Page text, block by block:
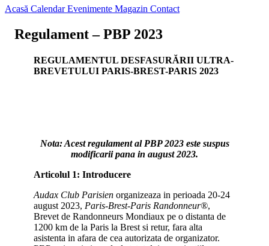
Acasă CalendarEvenimente Magazin Contact
Regulament – PBP 2023
REGULAMENTUL DESFASURĂRII ULTRA-
BREVETULUI PARIS-BREST-PARIS 2023
Nota: Acest regulament al PBP 2023 este suspus
modificarii pana in august 2023.
Articolul 1: Introducere
Audax Club Parisien organizeaza in perioada 20-24
august 2023, Paris-Brest-Paris Randonneur®,
Brevet de Randonneurs Mondiaux pe o distanta de
1200 km de la Paris la Brest si retur, fara alta
asistenta in afara de cea autorizata de organizator.